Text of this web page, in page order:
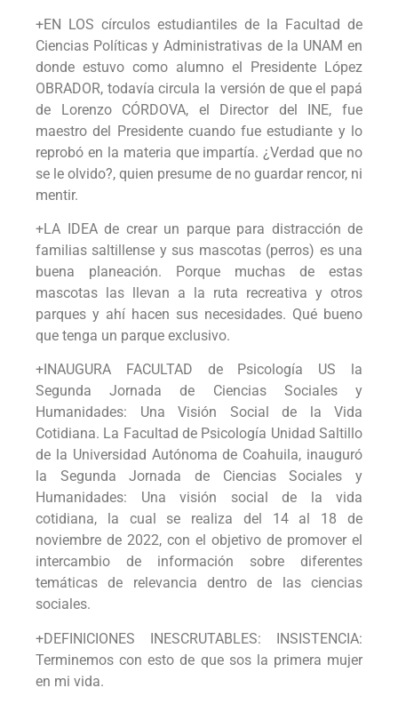
+EN LOS círculos estudiantiles de la Facultad de
Ciencias Políticas y Administrativas de la UNAM en
donde estuvo como alumno el Presidente López
OBRADOR, todavía circula la versión de que el papá
de Lorenzo CÓRDOVA, el Director del INE, fue
maestro del Presidente cuando fue estudiante y lo
reprobó en la materia que impartía. ¿Verdad que no
se le olvido?, quien presume de no guardar rencor, ni
mentir.
+LA IDEA de crear un parque para distracción de
familias saltillense y sus mascotas (perros) es una
buena planeación. Porque muchas de estas
mascotas las llevan a la ruta recreativa y otros
parques y ahí hacen sus necesidades. Qué bueno
que tenga un parque exclusivo.
+INAUGURA FACULTAD de Psicología US la
Segunda Jornada de Ciencias Sociales y
Humanidades: Una Visión Social de la Vida
Cotidiana. La Facultad de Psicología Unidad Saltillo
de la Universidad Autónoma de Coahuila, inauguró
la Segunda Jornada de Ciencias Sociales y
Humanidades: Una visión social de la vida
cotidiana, la cual se realiza del 14 al 18 de
noviembre de 2022, con el objetivo de promover el
intercambio de información sobre diferentes
temáticas de relevancia dentro de las ciencias
sociales.
+DEFINICIONES INESCRUTABLES: INSISTENCIA:
Terminemos con esto de que sos la primera mujer
en mi vida.